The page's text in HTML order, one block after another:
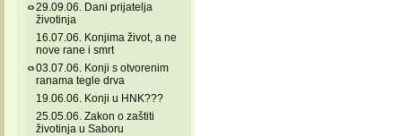
29.09.06. Dani prijatelja
životinja
16.07.06. Konjima život, a ne
nove rane i smrt
03.07.06. Konji s otvorenim
ranama tegle drva
19.06.06. Konji u HNK???
25.05.06. Zakon o zaštiti
životinja u Saboru